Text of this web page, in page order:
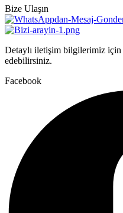
Bize Ulaşın
Detaylı iletişim bilgilerimiz için
edebilirsiniz.
Facebook